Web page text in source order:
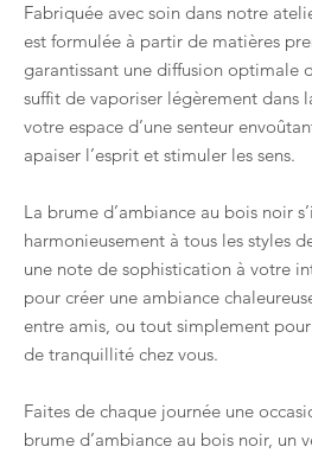
Fabriquée avec soin dans notre
est formulée à partir de matières
garantissant une diffusion optimale
suffit de vaporiser légèrement dans
votre espace d’une senteur
apaiser l’esprit et stimuler les sens.
La brume d’ambiance au bois noir
harmonieusement à tous les styles
une note de sophistication à votre
pour créer une ambiance
entre amis, ou tout simplement
de tranquillité chez vous.
Faites de chaque journée une
brume d’ambiance au bois noir, un